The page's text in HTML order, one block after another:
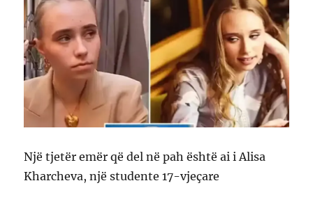
Një tjetër emër që del në pah është ai i Alisa
Kharcheva, një studente 17-vjeçare